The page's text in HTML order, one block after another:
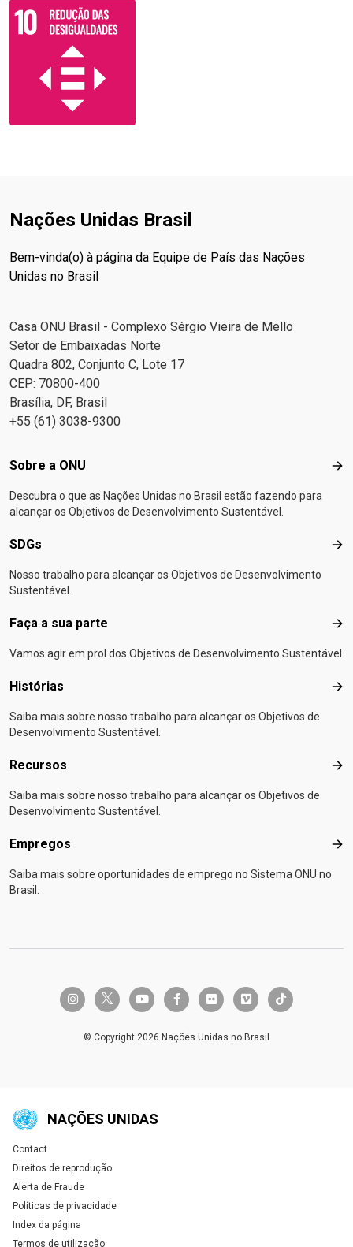
Nações Unidas Brasil
Bem-vinda(o) à página da Equipe de País das Nações
Unidas no Brasil
Casa ONU Brasil - Complexo Sérgio Vieira de Mello
Setor de Embaixadas Norte
Quadra 802, Conjunto C, Lote 17
CEP: 70800-400
Brasília, DF, Brasil
+55 (61) 3038-9300
Footer menu
Sobre a ONU
Descubra o que as Nações Unidas no Brasil estão fazendo para
alcançar os Objetivos de Desenvolvimento Sustentável.
SDGs
Nosso trabalho para alcançar os Objetivos de Desenvolvimento
Sustentável.
Faça a sua parte
Vamos agir em prol dos Objetivos de Desenvolvimento Sustentável
Histórias
Saiba mais sobre nosso trabalho para alcançar os Objetivos de
Desenvolvimento Sustentável.
Recursos
Saiba mais sobre nosso trabalho para alcançar os Objetivos de
Desenvolvimento Sustentável.
Empregos
Saiba mais sobre oportunidades de emprego no Sistema ONU no
Brasil.
instagramtwitter-x youtube facebook-fflickr vimeo tiktok
© Copyright 2026 Nações Unidas no Brasil
NAÇÕES UNIDAS
Global U.N. menu
Contact
Direitos de reprodução
Alerta de Fraude
Políticas de privacidade
Index da página
Termos de utilização